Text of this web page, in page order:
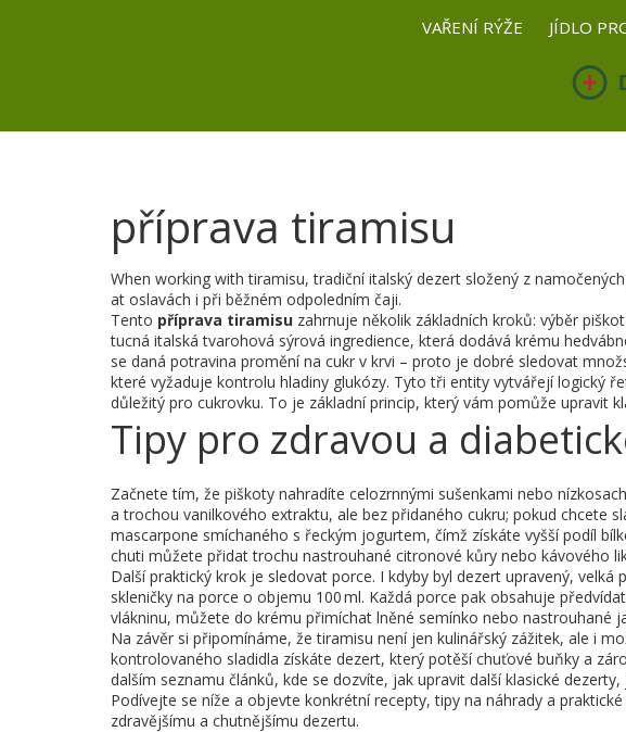
VAŘENÍ RÝŽE JÍDLO
příprava tiramisu
When working withtiramisu,tradiční italský dezert složený z
at oslavách i při běžném odpoledním čaji.
Tento příprava tiramisu zahrnuje několik základních kroků: výběr
tucná italská tvarohová sýrová ingredience, která dodává krému
se daná potravina promění na cukr v krvi – proto je dobré sledovat
které vyžaduje kontrolu hladiny glukózy. Tyto tři entity vytvářejí logický
důležitý pro cukrovku. To je základní princip, který vám pomůže upravit
Tipy pro zdravou a
Začnete tím, že piškoty nahradíte celozrnnými sušenkami nebo
a trochou vanilkového extraktu, ale bez přidaného cukru; pokud chcete
mascarpone smíchaného s řeckým jogurtem, čímž získáte vyšší podíl
chuti můžete přidat trochu nastrouhané citronové kůry nebo kávového
Další praktický krok je sledovat porce. I kdyby byl dezert upravený,
skleničky na porce o objemu 100 ml. Každá porce pak obsahuje
vlákninu, můžete do krému přimíchat lněné semínko nebo nastrouhané
Na závěr si připomínáme, že tiramisu není jen kulinářský zážitek, ale i
kontrolovaného sladidla získáte dezert, který potěší chuťové buňky a
dalším seznamu článků, kde se dozvíte, jak upravit další klasické
Podívejte se níže a objevte konkrétní recepty, tipy na náhrady a
zdravějšímu a chutnějšímu dezertu.